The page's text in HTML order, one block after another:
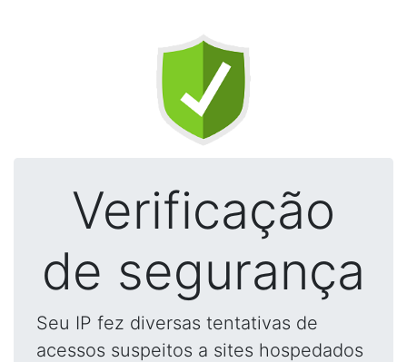
Verificação
de segurança
Seu IP fez diversas tentativas de
acessos suspeitos a sites hospedados